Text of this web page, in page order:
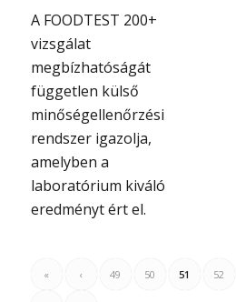
A FOODTEST 200+
vizsgálat
megbízhatóságát
független külső
minőségellenőrzési
rendszer igazolja,
amelyben a
laboratórium kiváló
eredményt ért el.
« ‹ 49 50 51 52